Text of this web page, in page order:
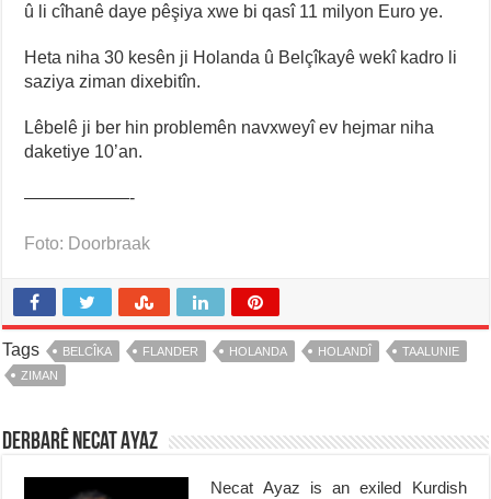
û li cîhanê daye pêşiya xwe bi qasî 11 milyon Euro ye.
Heta niha 30 kesên ji Holanda û Belçîkayê wekî kadro li
saziya ziman dixebitîn.
Lêbelê ji ber hin problemên navxweyî ev hejmar niha
daketiye 10’an.
——————-
Foto: Doorbraak
Tags BELCÎKA FLANDER HOLANDA HOLANDÎ
TAALUNIE
ZIMAN
Derbarê Necat Ayaz
Necat Ayaz is an exiled Kurdish